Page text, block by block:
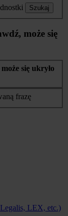
Szukaj
może się
się ukryło
frazę
LEX, etc.)